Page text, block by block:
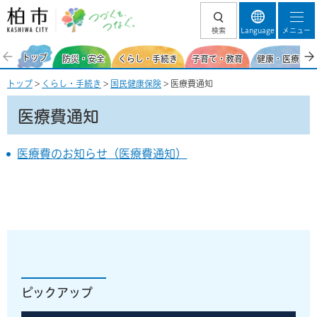
柏市 つづくを、
検索 Language メニュー
トップ 防災・安全 くらし・手続き 子育て・教育 健康・医療・
トップ > くらし・手続き > 国民健康保険 > 医療費通知
医療費通知
医療費のお知らせ（医療費通知）
ピックアップ